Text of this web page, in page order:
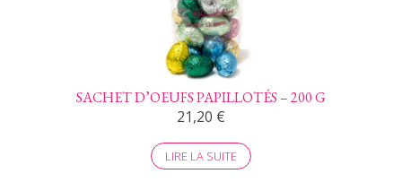
SACHET D’OEUFS PAPILLOTÉS – 200 G
21,20 €
LIRE LA SUITE